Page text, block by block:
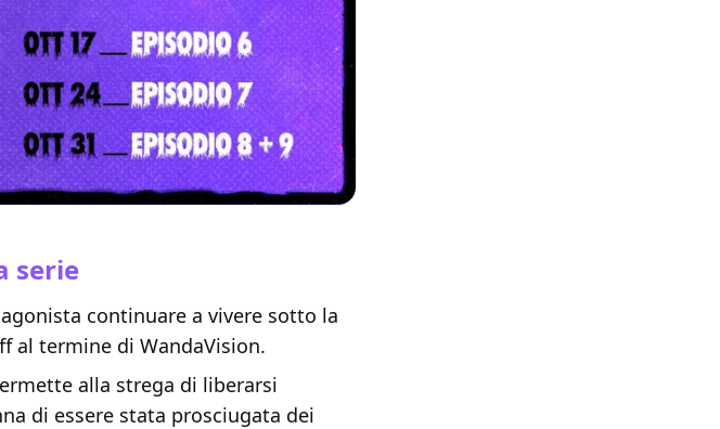
serie
continuare a vivere sotto la
al termine di WandaVision.
alla strega di liberarsi
di essere stata prosciugata dei